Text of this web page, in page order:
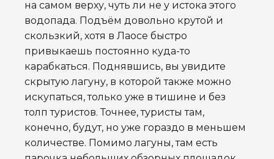
на самом верху, чуть ли не у истока этого
водопада. Подъём довольно крутой и
скользкий, хотя в Лаосе быстро
привыкаешь постоянно куда-то
карабкаться. Поднявшись, вы увидите
скрытую лагуну, в которой также можно
искупаться, только уже в тишине и без
толп туристов. Точнее, туристы там,
конечно, будут, но уже гораздо в меньшем
количестве. Помимо лагуны, там есть